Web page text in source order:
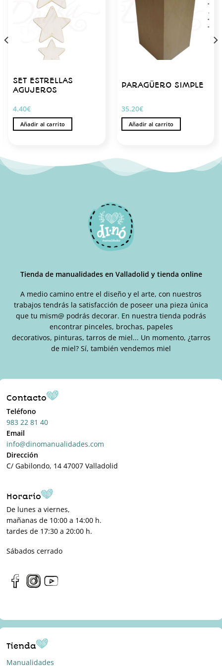
SET ESTRELLAS
AGUJEROS
4.40€
Añadir al carrito
PARAGÜERO SIMPLE
35.20€
Añadir al carrito
Tienda de manualidades en Valladolid y tienda online
A medio camino entre el diseño y el arte, con nuestros
trabajos tendrás la satisfacción de poseer una pieza única
que tu mism@ podrás decorar. En nuestra tienda podrás
encontrar pinceles, brochas, papeles
decorativos, pinturas, tarros de miel... Un momento, ¿tarros
de miel? Sí, también vendemos miel
Contacto
Teléfono
983 22 81 40
Email
info@dinomanualidades.com
Dirección
C/ Gabilondo, 14 47007 Valladolid
Horario
De lunes a viernes,
mañanas de 10:00 a 14:00 h.
tardes de 17:30 a 20:00 h.
Sábados cerrado
Tienda
Manualidades